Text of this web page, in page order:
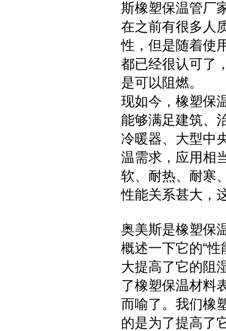
斯橡塑保温管厂
在之前有很多人
性，但是随着使
都已经很认可了
是可以阻燃。
现如今，橡塑保
能够满足建筑、
冷暖器、大型中
温需求，应用相
软、耐热、耐寒
性能关系甚大，
奥美斯是橡塑保
概述一下它的“
大提高了它的阻
了橡塑保温材料
而喻了。我们橡
的是为了提高了